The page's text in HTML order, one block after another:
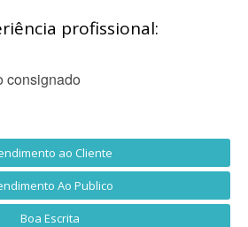
profissional:
consignado
ao Cliente
Ao Publico
Boa Escrita